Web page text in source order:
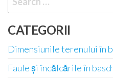
for:
CATEGORII
Dimensiunile terenului în
Faule și încălcările în